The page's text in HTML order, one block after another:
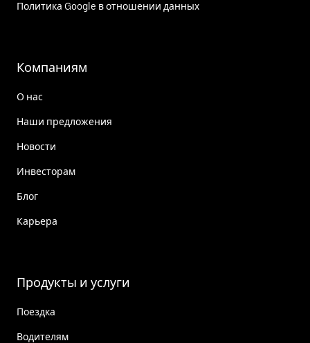
Политика Google в отношении данных
Компаниям
О нас
Наши предложения
Новости
Инвесторам
Блог
Карьера
Продукты и услуги
Поездка
Водителям